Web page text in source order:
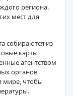
региона.
мест для
собираются из
карты
агентством
органов
мире, чтобы